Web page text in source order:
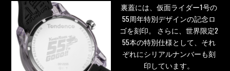
裏蓋には、仮面ライダー1号の
55周年特別デザインの記念ロ
ゴを刻印。 さらに、世界限定2
55本の特別仕様として、それ
ぞれにシリアルナンバーも刻
印しています。